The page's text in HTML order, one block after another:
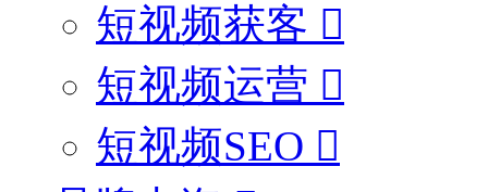
短视频获客
短视频运营
短视频SEO